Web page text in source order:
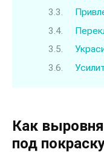
Как
под